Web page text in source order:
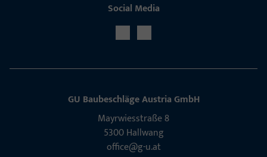
Social Media
GU Baubeschläge Aus­tria GmbH
Mayrwies­straße 8
5300 Hall­wang
office@g-u.at